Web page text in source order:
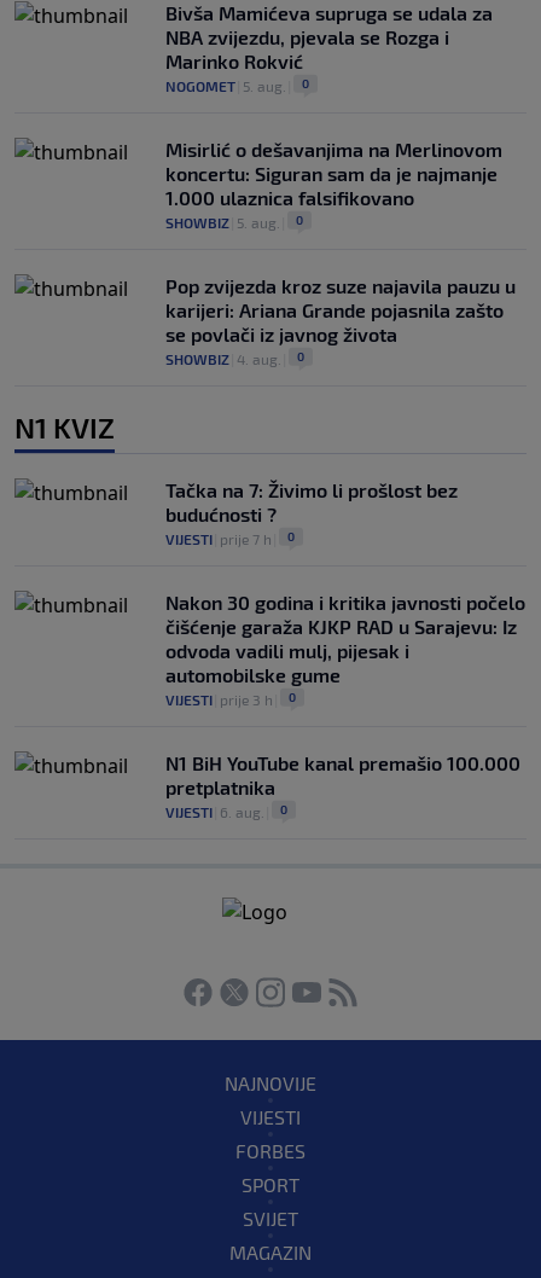
Bivša Mamićeva supruga se udala za
NBA zvijezdu, pjevala se Rozga i
Marinko Rokvić
NOGOMET 5. aug. 0
Misirlić o dešavanjima na Merlinovom
koncertu: Siguran sam da je najmanje
1.000 ulaznica falsifikovano
SHOWBIZ 5. aug. 0
Pop zvijezda kroz suze najavila pauzu u
karijeri: Ariana Grande pojasnila zašto
se povlači iz javnog života
SHOWBIZ 4. aug. 0
N1 KVIZ
Tačka na 7: Živimo li prošlost bez
budućnosti ?
VIJESTI prije 7 h 0
Nakon 30 godina i kritika javnosti počelo
čišćenje garaža KJKP RAD u Sarajevu: Iz
odvoda vadili mulj, pijesak i
automobilske gume
VIJESTI prije 3 h 0
N1 BiH YouTube kanal premašio 100.000
pretplatnika
VIJESTI 6. aug. 0
NAJNOVIJE
VIJESTI
FORBES
SPORT
SVIJET
MAGAZIN